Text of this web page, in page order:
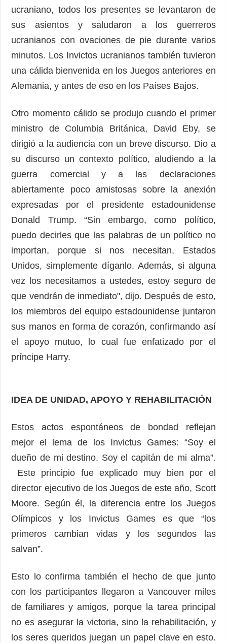
ucraniano, todos los presentes se levantaron de
sus asientos y saludaron a los guerreros
ucranianos con ovaciones de pie durante varios
minutos. Los Invictos ucranianos también tuvieron
una cálida bienvenida en los Juegos anteriores en
Alemania, y antes de eso en los Países Bajos.
Otro momento cálido se produjo cuando el primer
ministro de Columbia Británica, David Eby, se
dirigió a la audiencia con un breve discurso. Dio a
su discurso un contexto político, aludiendo a la
guerra comercial y a las declaraciones
abiertamente poco amistosas sobre la anexión
expresadas por el presidente estadounidense
Donald Trump. “Sin embargo, como político,
puedo decirles que las palabras de un político no
importan, porque si nos necesitan, Estados
Unidos, simplemente díganlo. Además, si alguna
vez los necesitamos a ustedes, estoy seguro de
que vendrán de inmediato", dijo. Después de esto,
los miembros del equipo estadounidense juntaron
sus manos en forma de corazón, confirmando así
el apoyo mutuo, lo cual fue enfatizado por el
príncipe Harry.
IDEA DE UNIDAD, APOYO Y REHABILITACIÓN
Estos actos espontáneos de bondad reflejan
mejor el lema de los Invictus Games: “Soy el
dueño de mi destino. Soy el capitán de mi alma”.
Este principio fue explicado muy bien por el
director ejecutivo de los Juegos de este año, Scott
Moore. Según él, la diferencia entre los Juegos
Olímpicos y los Invictus Games es que “los
primeros cambian vidas y los segundos las
salvan”.
Esto lo confirma también el hecho de que junto
con los participantes llegaron a Vancouver miles
de familiares y amigos, porque la tarea principal
no es asegurar la victoria, sino la rehabilitación, y
los seres queridos juegan un papel clave en esto.